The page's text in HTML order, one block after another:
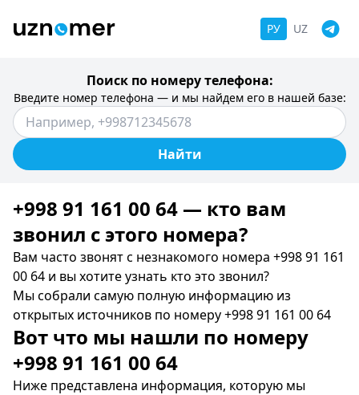
РУ UZ
Поиск по номеру телефона:
Введите номер телефона — и мы найдем его в нашей базе:
Найти
+998 91 161 00 64 — кто вам
звонил c этого номера?
Вам часто звонят с незнакомого номера +998 91 161
00 64 и вы хотите узнать кто это звонил?
Мы собрали самую полную информацию из
открытых источников по номеру +998 91 161 00 64
Вот что мы нашли по номеру
+998 91 161 00 64
Ниже представлена информация, которую мы